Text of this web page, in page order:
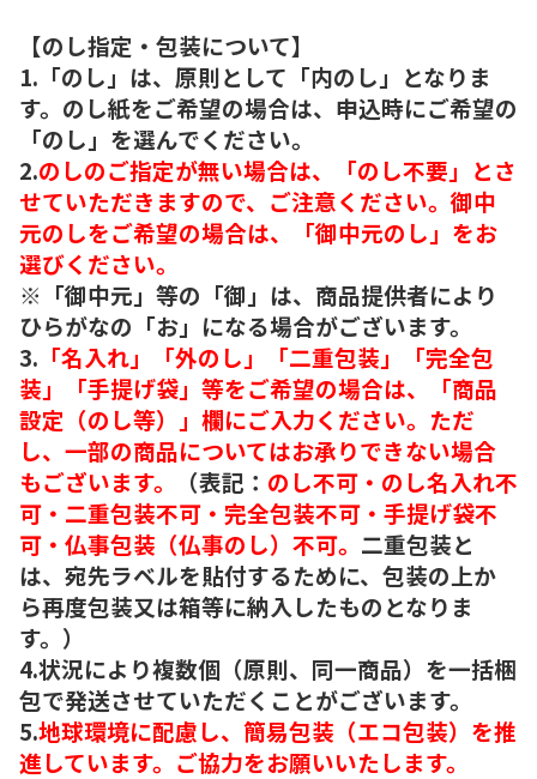
【のし指定・包装について】
1.「のし」は、原則として「内のし」となりま
す。のし紙をご希望の場合は、申込時にご希望の
「のし」を選んでください。
2.のしのご指定が無い場合は、「のし不要」とさ
せていただきますので、ご注意ください。御中
元のしをご希望の場合は、「御中元のし」をお
選びください。
※「御中元」等の「御」は、商品提供者により
ひらがなの「お」になる場合がございます。
3. 「名入れ」「外のし」「二重包装」「完全包
装」「手提げ袋」等をご希望の場合は、「商品
設定（のし等）」欄にご入力ください。ただ
し、一部の商品についてはお承りできない場合
もございます。
（表記： のし不可・のし名入れ不
可・二重包装不可・完全包装不可・手提げ袋不
可・仏事包装（仏事のし）不可。 二重包装と
は、宛先ラベルを貼付するために、包装の上か
ら再度包装又は箱等に納入したものとなりま
す。）
4.状況により複数個（原則、同一商品）を一括梱
包で発送させていただくことがございます。
5.地球環境に配慮し、簡易包装（エコ包装）を推
進しています。ご協力をお願いいたします。